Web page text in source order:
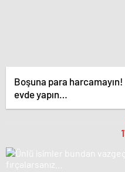
Boşuna para
evde yapın…